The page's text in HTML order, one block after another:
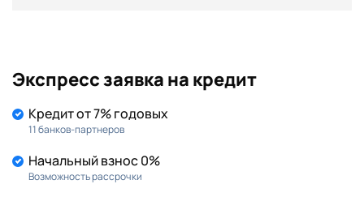
Экспресс заявка на кредит
Кредит от 7% годовых
11 банков-партнеров
Начальный взнос 0%
Возможность рассрочки